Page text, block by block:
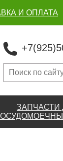
И ОПЛАТА
ЗАПЧАСТИ